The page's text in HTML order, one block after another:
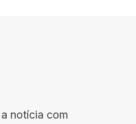
notícia com